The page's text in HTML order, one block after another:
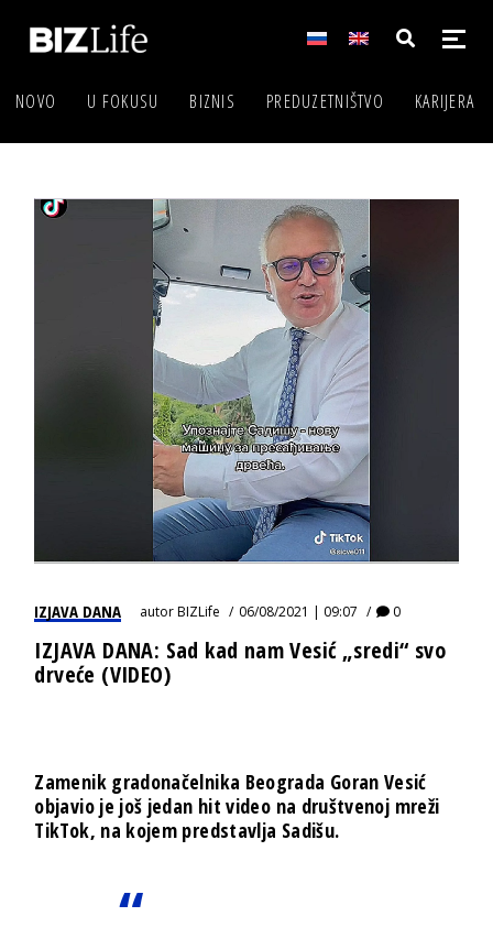
NOVO U FOKUSU BIZNIS PREDUZETNIŠTVO KARIJERA
IZJAVA DANA autorBIZLife 06/08/2021 | 09:07 0
IZJAVA DANA: Sad kad nam Vesić „sredi“ svo
drveće (VIDEO)
Zamenik gradonačelnika Beograda Goran Vesić
objavio je još jedan hit video na društvenoj mreži
TikTok, na kojem predstavlja Sadišu.